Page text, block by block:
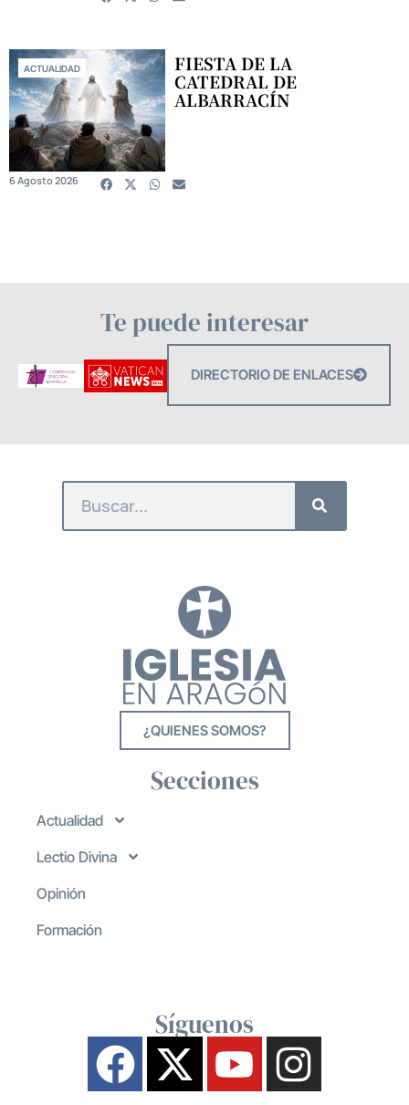
ACTUALIDAD FIESTA DE LA
CATEDRAL DE
ALBARRACÍN
6 Agosto 2026
Te puede interesar
DIRECTORIO DE ENLACES
¿QUIENES SOMOS?
Secciones
Actualidad
Lectio Divina
Opinión
Formación
Síguenos